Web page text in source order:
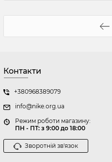
Контакти
+380968389079
info@nike.org.ua
Режим роботи магазину:
ПН - ПТ: з 9:00 до 18:00
Зворотній зв'язок